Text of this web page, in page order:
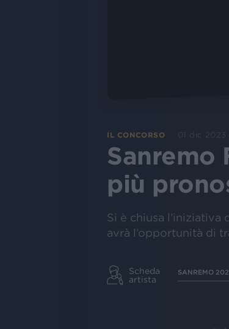
IL CONCORSO 01 dic 2023
Sanremo
più
Si è chiusa
avrà l’opportunità di
Scheda
artista
SANREMO